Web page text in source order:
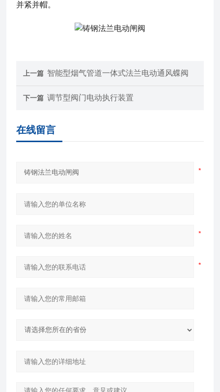
并紧并帽。
上一篇 智能型烟气管道一体式法兰电动通风蝶阀
下一篇 调节型阀门电动执行装置
在线留言